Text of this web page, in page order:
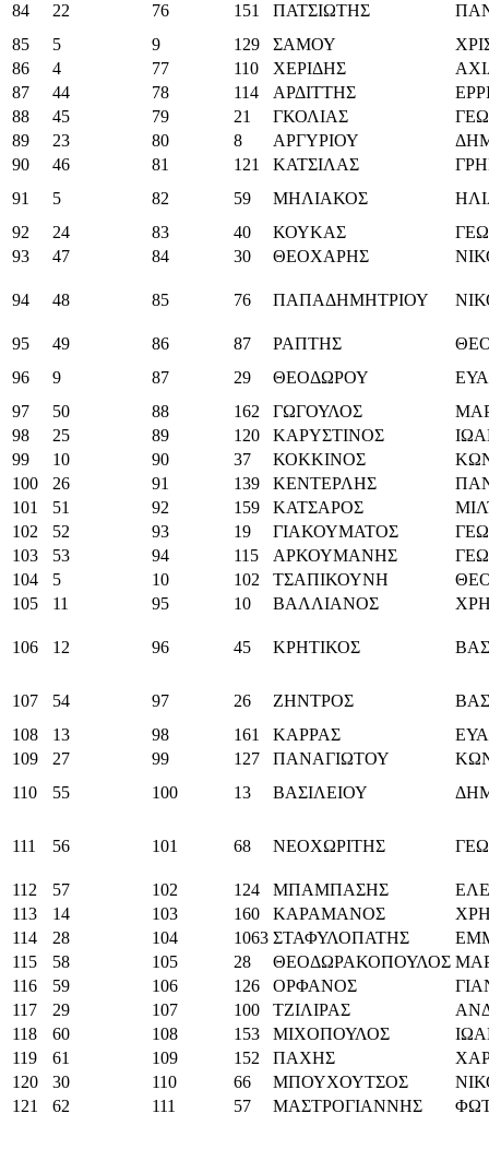
84
22 76 151 ΠΑΤΣΙΩΤΗΣ
85
5 9 129 ΣΑΜΟΥ
86
4 77 110 ΧΕΡΙΔΗΣ
87
44 78 114 ΑΡΔΙΤΤΗΣ
88
45 79 21 ΓΚΟΛΙΑΣ
89
23 80 8 ΑΡΓΥΡΙΟΥ
90
46 81 121 ΚΑΤΣΙΛΑΣ
91
5 82 59 ΜΗΛΙΑΚΟΣ
92
24 83 40 ΚΟΥΚΑΣ
93
47 84 30 ΘΕΟΧΑΡΗΣ
94 48 85 76 ΠΑΠΑΔΗΜΗΤΡΙΟΥ
95 49 86 87 ΡΑΠΤΗΣ
96
9 87 29 ΘΕΟΔΩΡΟΥ
97
50 88 162 ΓΩΓΟΥΛΟΣ
98
25 89 120 ΚΑΡΥΣΤΙΝΟΣ
99
10 90 37 ΚΟΚΚΙΝΟΣ
100
26 91 139 ΚΕΝΤΕΡΛΗΣ
101
51 92 159 ΚΑΤΣΑΡΟΣ
102
52 93 19 ΓΙΑΚΟΥΜΑΤΟΣ
103
53 94 115 ΑΡΚΟΥΜΑΝΗΣ
104
5 10 102 ΤΣΑΠΙΚΟΥΝΗ
105
11 95 10 ΒΑΛΛΙΑΝΟΣ
106 12 96 45 ΚΡΗΤΙΚΟΣ
107 54 97 26 ΖΗΝΤΡΟΣ
108
13 98 161 ΚΑΡΡΑΣ
109
27 99 127 ΠΑΝΑΓΙΩΤΟΥ
110
55 100 13 ΒΑΣΙΛΕΙΟΥ
111 56 101 68 ΝΕΟΧΩΡΙΤΗΣ
112 57 102 124 ΜΠΑΜΠΑΣΗΣ
113
14 103 160 ΚΑΡΑΜΑΝΟΣ
114
28 104 1063 ΣΤΑΦΥΛΟΠΑΤΗΣ
115
58 105 28 ΘΕΟΔΩΡΑΚΟΠΟΥΛΟΣ
116
59 106 126 ΟΡΦΑΝΟΣ
117
29 107 100 ΤΖΙΛΙΡΑΣ
118
60 108 153 ΜΙΧΟΠΟΥΛΟΣ
119
61 109 152 ΠΑΧΗΣ
120
30 110 66 ΜΠΟΥΧΟΥΤΣΟΣ
121
62 111 57 ΜΑΣΤΡΟΓΙΑΝΝΗΣ